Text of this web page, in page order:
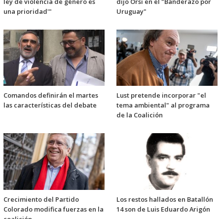
una prioridad'"
Uruguay"
Comandos definirán el martes
las características del debate
Lust pretende incorporar "el
tema ambiental" al programa
de la Coalición
Crecimiento del Partido
Colorado modifica fuerzas en la
Los restos hallados en Batallón
14 son de Luis Eduardo Arigón